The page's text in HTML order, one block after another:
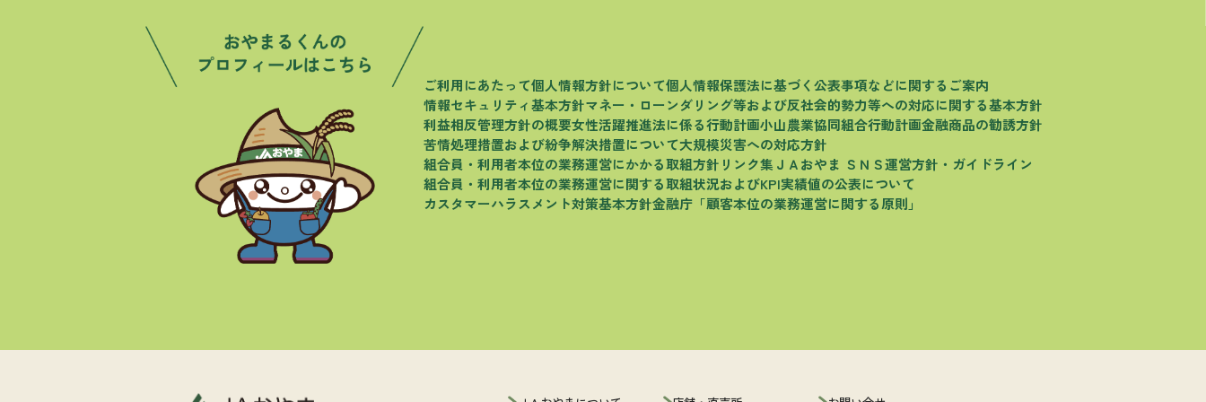
ご利用にあたって個人情報方針について個人情報保護法に基づく公表事項などに関するご案内
情報セキュリティ基本方針マネー・ローンダリング等および反社会的勢力等への対応に関する基本方針
利益相反管理方針の概要女性活躍推進法に係る行動計画小山農業協同組合行動計画金融商品の勧誘方針
苦情処理措置および紛争解決措置について大規模災害への対応方針
組合員・利用者本位の業務運営にかかる取組方針 リンク集 ＪＡおやま ＳＮＳ運営方針・ガイドライン
組合員・利用者本位の業務運営に関する取組状況およびKPI実績値の公表について
カスタマーハラスメント対策基本方針金融庁「顧客本位の業務運営に関する原則」